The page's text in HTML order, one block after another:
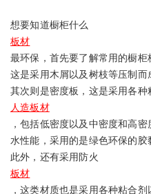
想要知道橱柜什么
板材
最环保，首先要了解常用的橱
这是采用木屑以及树枝等压制而
其次则是密度板，这是采用各种
人造板材
，包括低密度以及中密度和高
水性能，采用的是绿色环保的
此外，还有采用防火
板材
，这类材质也是采用各种粘合